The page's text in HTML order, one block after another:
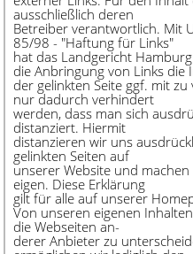
ausschließlich deren
Betreiber verantwortlich. Mit
85/98 - "Haftung für Links"
hat das Landgericht
die Anbringung von Links die
der gelinkten Seite ggf. mit
nur dadurch verhindert
werden, dass man sich
distanziert. Hiermit
distanzieren wir uns
gelinkten Seiten auf
unserer Website und
eigen. Diese Erklärung
gilt für alle auf unserer
Von unseren eigenen
die Webseiten an-
derer Anbieter zu